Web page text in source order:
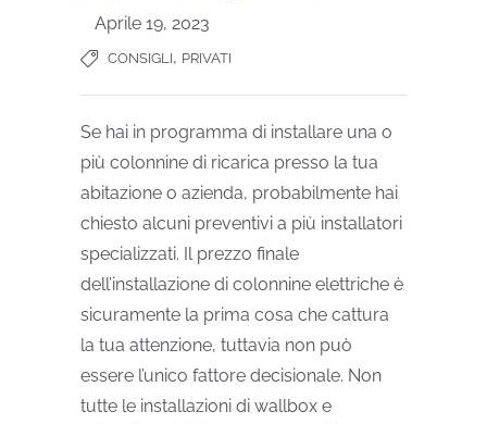
Aprile 19, 2023
CONSIGLI, PRIVATI
Se hai in programma di installare una o
più colonnine di ricarica presso la tua
abitazione o azienda, probabilmente hai
chiesto alcuni preventivi a più installatori
specializzati. Il prezzo finale
dell’installazione di colonnine elettriche è
sicuramente la prima cosa che cattura
la tua attenzione, tuttavia non può
essere l’unico fattore decisionale. Non
tutte le installazioni di wallbox e